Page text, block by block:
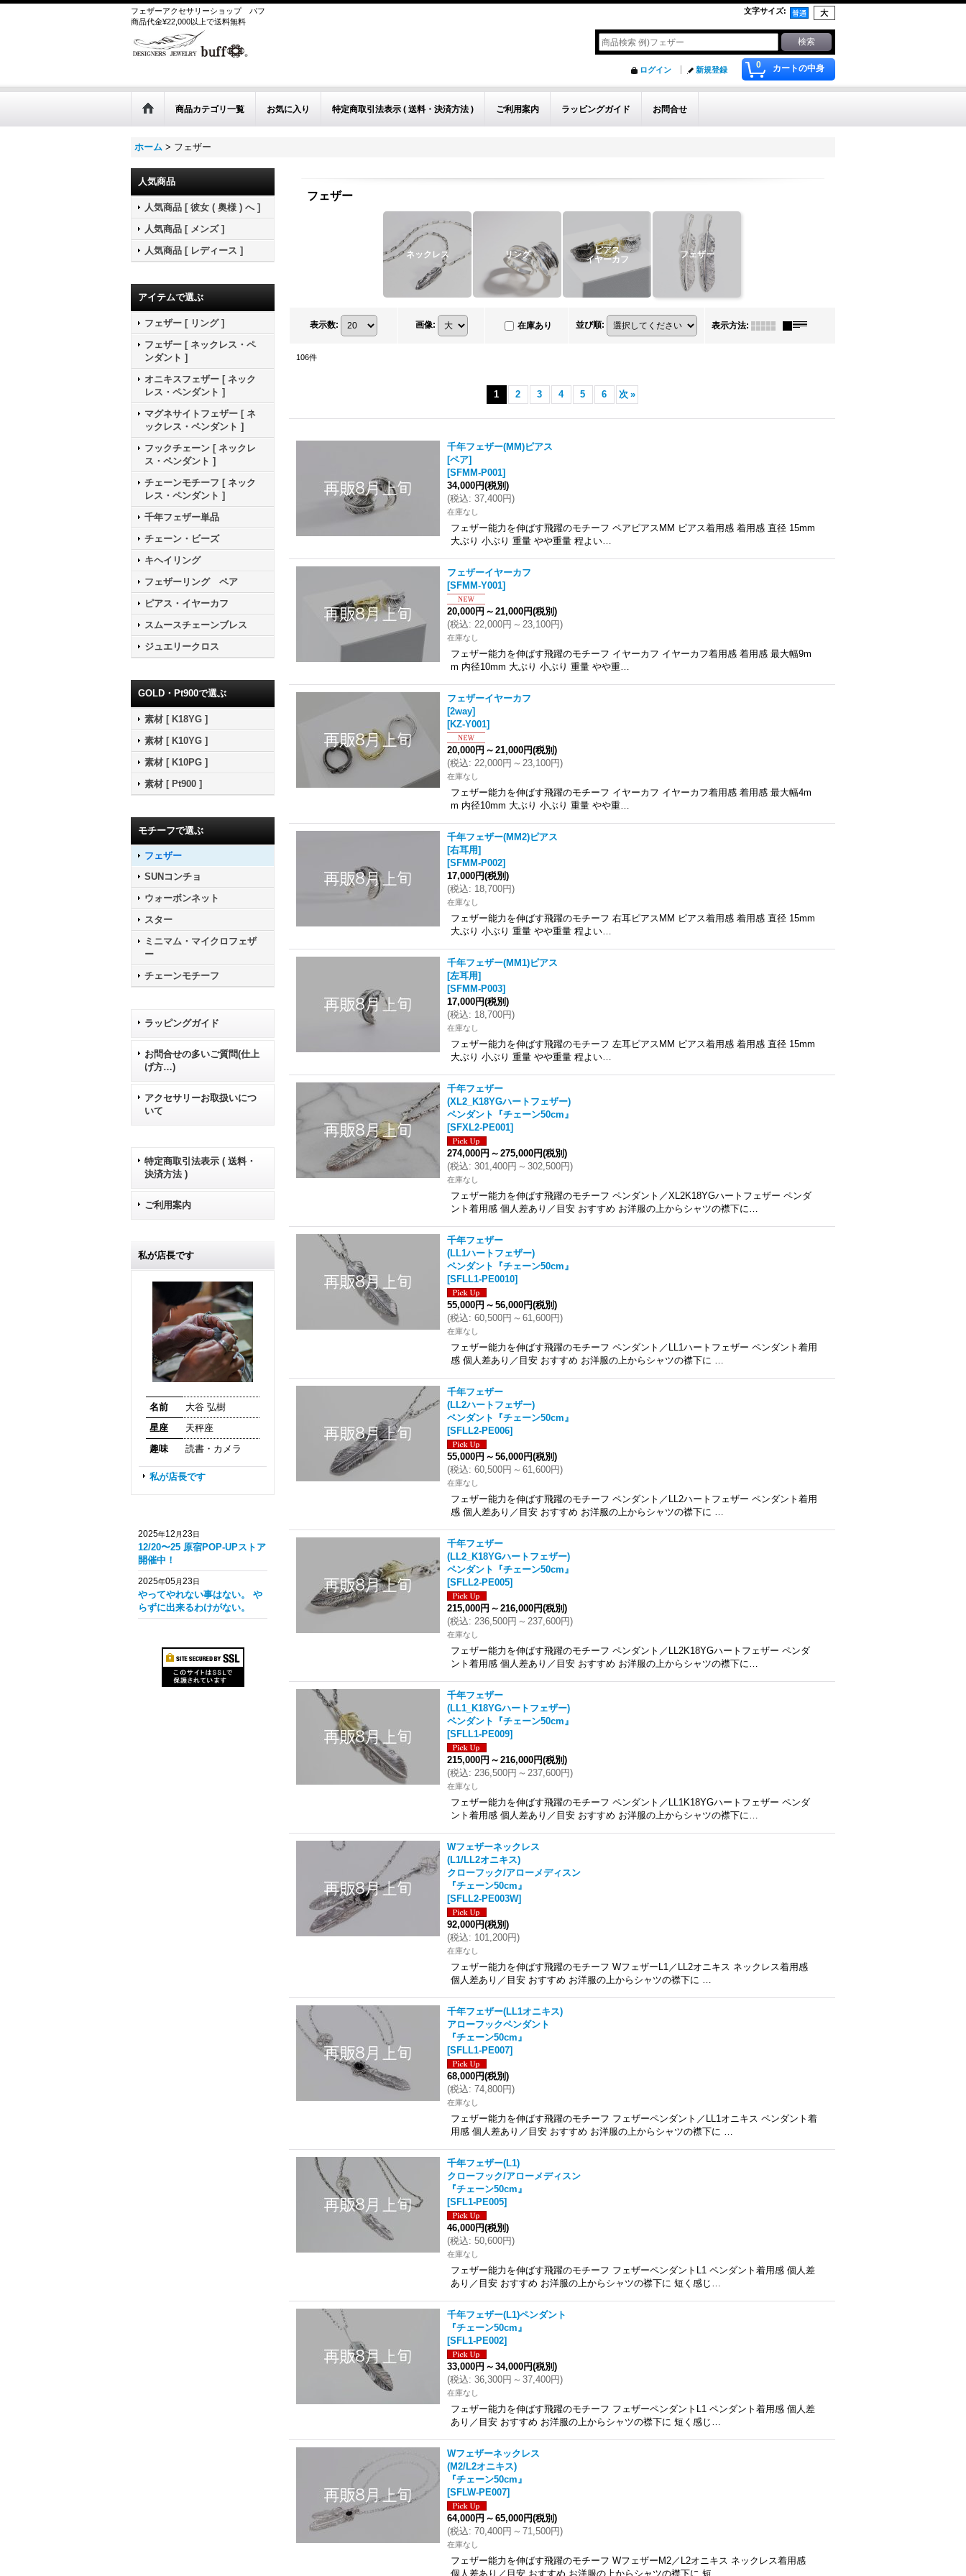
フェザーアクセサリーショップ
バフ
商品代金¥22,000以上で送料無料
文字サイズ:
0 カートの中身
ログイン 新規登録
商品カテゴリ一覧 お気に入り 特定商取引法表示 ( 送料・決済方法 ) ご利用案内 ラッピングガイド お問合せ
ホーム > フェザー
人気商品
人気商品 [ 彼女 ( 奥様 ) へ ]
人気商品 [ メンズ ]
人気商品 [ レディース ]
アイテムで選ぶ
フェザー [ リング ]
フェザー [ ネックレス・ペ
ンダント ]
オニキスフェザー [ ネック
レス・ペンダント ]
マグネサイトフェザー [ ネ
ックレス・ペンダント ]
フックチェーン [ ネックレ
ス・ペンダント ]
チェーンモチーフ [ ネック
レス・ペンダント ]
千年フェザー単品
チェーン・ビーズ
キヘイリング
フェザーリング ペア
ピアス・イヤーカフ
スムースチェーンブレス
ジュエリークロス
GOLD・Pt900で選ぶ
素材 [ K18YG ]
素材 [ K10YG ]
素材 [ K10PG ]
素材 [ Pt900 ]
モチーフで選ぶ
フェザー
SUNコンチョ
ウォーボンネット
スター
ミニマム・マイクロフェザ
ー
チェーンモチーフ
ラッピングガイド
お問合せの多いご質問(仕上
げ方…)
アクセサリーお取扱いにつ
いて
特定商取引法表示 ( 送料・
決済方法 )
ご利用案内
私が店長です
名前
大谷 弘樹
星座
天秤座
趣味
読書・カメラ
私が店長です
2025年12 月23日
12/20〜25 原宿POP-UPストア
開催中！
2025年05月23日
やってやれない事はない。 や
らずに出来るわけがない。
フェザー
ネックレス リング
ピアス
イヤーカフ
フェザー
表示数: 画像: 在庫あり 並び順: 表示方法:
106件
1 2 3 4 5 6 次 »
千年フェザー(MM)ピアス
[ペア]
[SFMM-P001]
34,000円(税別)
(税込: 37,400円)
在庫なし
フェザー能力を伸ばす飛躍のモチーフ ペアピアスMM ピアス着用感 着用感 直径 15mm
大ぶり 小ぶり 重量 やや重量 程よい…
フェザーイヤーカフ
[SFMM-Y001]
20,000円 ～ 21,000円(税別)
(税込: 22,000円 ～ 23,100円)
在庫なし
フェザー能力を伸ばす飛躍のモチーフ イヤーカフ イヤーカフ着用感 着用感 最大幅9m
m 内径10mm 大ぶり 小ぶり 重量 やや重…
フェザーイヤーカフ
[2way]
[KZ-Y001]
20,000円 ～ 21,000円(税別)
(税込: 22,000円 ～ 23,100円)
在庫なし
フェザー能力を伸ばす飛躍のモチーフ イヤーカフ イヤーカフ着用感 着用感 最大幅4m
m 内径10mm 大ぶり 小ぶり 重量 やや重…
千年フェザー(MM2)ピアス
[右耳用]
[SFMM-P002]
17,000円(税別)
(税込: 18,700円)
在庫なし
フェザー能力を伸ばす飛躍のモチーフ 右耳ピアスMM ピアス着用感 着用感 直径 15mm
大ぶり 小ぶり 重量 やや重量 程よい…
千年フェザー(MM1)ピアス
[左耳用]
[SFMM-P003]
17,000円(税別)
(税込: 18,700円)
在庫なし
フェザー能力を伸ばす飛躍のモチーフ 左耳ピアスMM ピアス着用感 着用感 直径 15mm
大ぶり 小ぶり 重量 やや重量 程よい…
千年フェザー
(XL2_K18YGハートフェザー)
ペンダント『チェーン50cm』
[SFXL2-PE001]
274,000円 ～ 275,000円(税別)
(税込: 301,400円 ～ 302,500円)
在庫なし
フェザー能力を伸ばす飛躍のモチーフ ペンダント／XL2K18YGハートフェザー ペンダ
ント着用感 個人差あり／目安 おすすめ お洋服の上からシャツの襟下に…
千年フェザー
(LL1ハートフェザー)
ペンダント『チェーン50cm』
[SFLL1-PE0010]
55,000円 ～ 56,000円(税別)
(税込: 60,500円 ～ 61,600円)
在庫なし
フェザー能力を伸ばす飛躍のモチーフ ペンダント／LL1ハートフェザー ペンダント着用
感 個人差あり／目安 おすすめ お洋服の上からシャツの襟下に …
千年フェザー
(LL2ハートフェザー)
ペンダント『チェーン50cm』
[SFLL2-PE006]
55,000円 ～ 56,000円(税別)
(税込: 60,500円 ～ 61,600円)
在庫なし
フェザー能力を伸ばす飛躍のモチーフ ペンダント／LL2ハートフェザー ペンダント着用
感 個人差あり／目安 おすすめ お洋服の上からシャツの襟下に …
千年フェザー
(LL2_K18YGハートフェザー)
ペンダント『チェーン50cm』
[SFLL2-PE005]
215,000円 ～ 216,000円(税別)
(税込: 236,500円 ～ 237,600円)
在庫なし
フェザー能力を伸ばす飛躍のモチーフ ペンダント／LL2K18YGハートフェザー ペンダ
ント着用感 個人差あり／目安 おすすめ お洋服の上からシャツの襟下に…
千年フェザー
(LL1_K18YGハートフェザー)
ペンダント『チェーン50cm』
[SFLL1-PE009]
215,000円 ～ 216,000円(税別)
(税込: 236,500円 ～ 237,600円)
在庫なし
フェザー能力を伸ばす飛躍のモチーフ ペンダント／LL1K18YGハートフェザー ペンダ
ント着用感 個人差あり／目安 おすすめ お洋服の上からシャツの襟下に…
Wフェザーネックレス
(L1/LL2オニキス)
クローフック/アローメディスン
『チェーン50cm』
[SFLL2-PE003W]
92,000円(税別)
(税込: 101,200円)
在庫なし
フェザー能力を伸ばす飛躍のモチーフ WフェザーL1／LL2オニキス ネックレス着用感
個人差あり／目安 おすすめ お洋服の上からシャツの襟下に …
千年フェザー(LL1オニキス)
アローフックペンダント
『チェーン50cm』
[SFLL1-PE007]
68,000円(税別)
(税込: 74,800円)
在庫なし
フェザー能力を伸ばす飛躍のモチーフ フェザーペンダント／LL1オニキス ペンダント着
用感 個人差あり／目安 おすすめ お洋服の上からシャツの襟下に …
千年フェザー(L1)
クローフック/アローメディスン
『チェーン50cm』
[SFL1-PE005]
46,000円(税別)
(税込: 50,600円)
在庫なし
フェザー能力を伸ばす飛躍のモチーフ フェザーペンダントL1 ペンダント着用感 個人差
あり／目安 おすすめ お洋服の上からシャツの襟下に 短く感じ…
千年フェザー(L1)ペンダント
『チェーン50cm』
[SFL1-PE002]
33,000円 ～ 34,000円(税別)
(税込: 36,300円 ～ 37,400円)
在庫なし
フェザー能力を伸ばす飛躍のモチーフ フェザーペンダントL1 ペンダント着用感 個人差
あり／目安 おすすめ お洋服の上からシャツの襟下に 短く感じ…
Wフェザーネックレス
(M2/L2オニキス)
『チェーン50cm』
[SFLW-PE007]
64,000円 ～ 65,000円(税別)
(税込: 70,400円 ～ 71,500円)
在庫なし
フェザー能力を伸ばす飛躍のモチーフ WフェザーM2／L2オニキス ネックレス着用感
個人差あり／目安 おすすめ お洋服の上からシャツの襟下に 短…